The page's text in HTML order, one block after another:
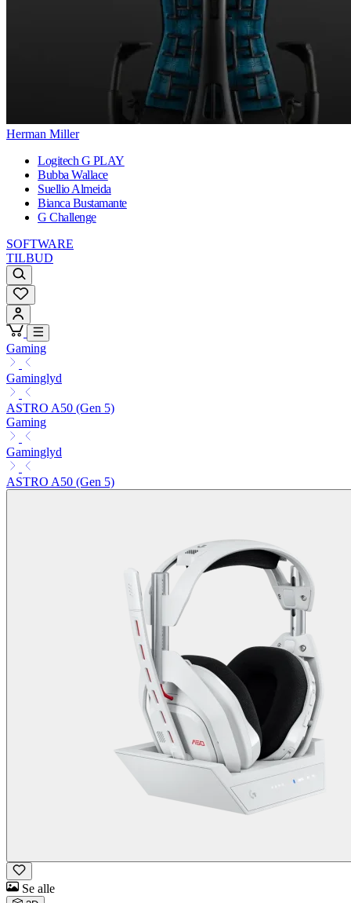
Herman Miller
Logitech G PLAY
Bubba Wallace
Suellio Almeida
Bianca Bustamante
G Challenge
SOFTWARE
TILBUD
Gaming
Gaminglyd
ASTRO A50 (Gen 5)
Gaming
Gaminglyd
ASTRO A50 (Gen 5)
Se alle